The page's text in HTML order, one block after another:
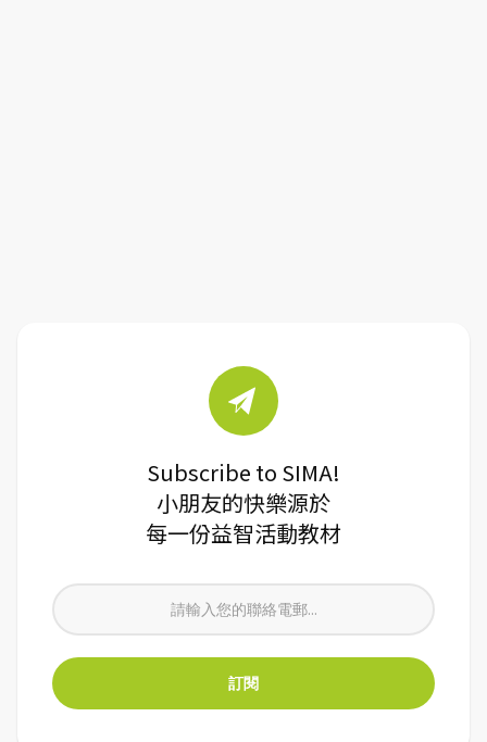
Subscribe to SIMA!
小朋友的快樂源於
每一份益智活動教材